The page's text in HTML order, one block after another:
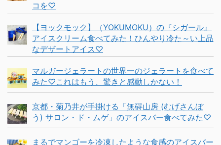
コを♡
【ヨックモック】（YOKUMOKU）の『シガール』
アイスクリーム食べてみた！ひんやり冷た～い上品
なデザートアイス♡
マルガージェラートの世界一のジェラートを食べて
みた♡これはもう、驚きと感動しかない！
京都・菊乃井が手掛ける「無碍山房 (むげさんぼ
う) サロン・ド・ムゲ」のアイスバー食べてみた♡
まるでマンゴーを冷凍したような食感のアイスバー